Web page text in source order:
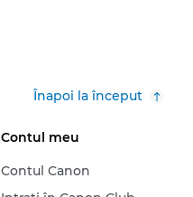
Înapoi la început
Contul meu
Contul Canon